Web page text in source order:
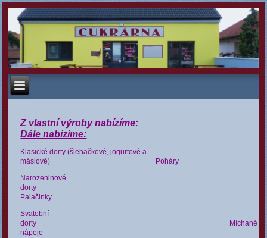
Z vlastní výroby nabízíme:
Dále nabízíme:
Klasické dorty (šlehačkové, jogurtové a
máslové) Poháry
Narozeninové
dorty
Palačinky
Svatební
dorty
Míchané
nápoje